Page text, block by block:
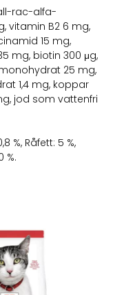
rac-alfa-
vitamin B2 6 mg,
15 mg,
mg, biotin 300 μg,
25 mg,
1,4 mg, koppar
jod som vattenfri
%, Råfett: 5 %,
%.